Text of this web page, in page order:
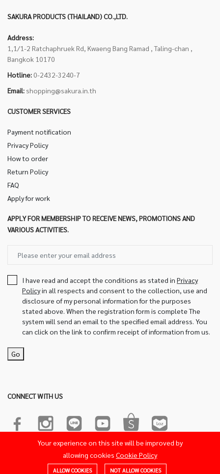
SAKURA PRODUCTS (THAILAND) CO.,LTD.
Address:
1,1/1-2 Ratchaphruek Rd, Kwaeng Bang Ramad , Taling-chan ,
Bangkok 10170
Hotline: 0-2432-3240-7
Email: shopping@sakura.in.th
CUSTOMER SERVICES
Payment notification
Privacy Policy
How to order
Return Policy
FAQ
Apply for work
APPLY FOR MEMBERSHIP TO RECEIVE NEWS, PROMOTIONS AND
VARIOUS ACTIVITIES.
I have read and accept the conditions as stated in Privacy
Policyin all respects and consent to the collection, use and
disclosure of my personal information for the purposes
stated above. When the registration form is complete The
system will send an email to the specified email address. You
can click on the link to confirm receipt of information from us.
Go
CONNECT WITH US
© 2022-2023 Sakura Product. All Rights Reserved.Powered by
26OCT Soft Access.
Your experience on this site will be improved by
allowing cookies Cookie Policy
ALLOW COOKIES NOT ALLOW COOKIES